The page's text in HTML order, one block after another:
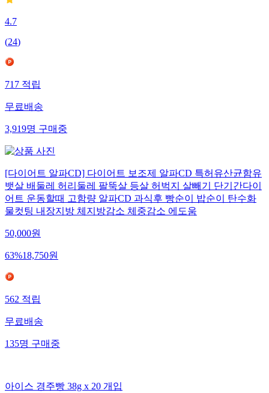
4.7
(24)
717 적립
무료배송
3,919명 구매중
[다이어트 알파CD] 다이어트 보조제 알파CD 특허유산균함유
뱃살 배둘레 허리둘레 팔뚝살 등살 허벅지 살빼기 단기간다이
어트 운동할때 고함량 알파CD 과식후 빵순이 밥순이 탄수화
물컷팅 내장지방 체지방감소 체중감소 에도움
50,000원
63%18,750원
562 적립
무료배송
135명 구매중
아이스 경주빵 38g x 20 개입